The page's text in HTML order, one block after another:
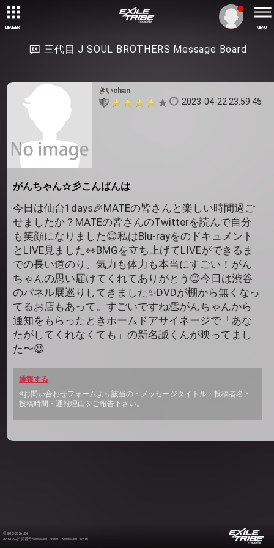
MEMBER MENU
三代目 J SOUL BROTHERS Message Board
きいchan
2023-04-22 23:59:45
がんちゃん☆彡こんばんは
今日は仙台1days🎉MATEの皆さんと楽しい時間過ご
せましたか？MATEの皆さんのTwitterを読んで自分
も笑顔になりました😊私はBlu-rayをのドキュメント
とLIVE見ました👀BMGを立ち上げてLIVEができるま
での長い道のり。気力も体力も本当にすごい！がん
ちゃんの思い届けてくれてありがとう😊今日は渋谷
のパネル展巡りしてきました✨DVDが棚から無くなっ
てるお店もあって。すごいですね👏がんちゃんから
通知をもらったときホームドアサイネージで「あな
たがしてくれなくても」の新名誠くんが映ってまし
た〜😆
通報する
※お問い合わせフォームより該当の・メッセージタイトル・投稿者名・
投稿時間・通報理由をご報告下さい。
©2012-2026 LDH
JASRAC許諾番号 9008675017Y55011 9008675014Y41011